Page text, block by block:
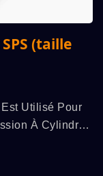
(taille
Utilisé Pour
À Cylindre
Les Feuilles...